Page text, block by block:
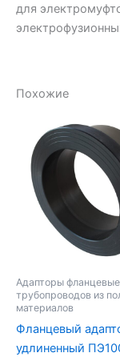
для
Похожие
Адапторы
трубопроводов из
материалов
Фланцевый
удлиненный